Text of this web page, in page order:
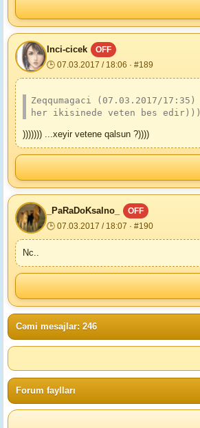
Inci-cicek
OFF
🕒 07.03.2017 / 18:06 · #189
Zeqqumagaci (07.03.2017/17:35)
her ikisinede veten bes edir)))
))))))) ...xeyir vetene qalsun ?))))
_PaRaDoKsalno_
OFF
🕒 07.03.2017 / 18:07 · #190
Nc..
Cəmi mesajlar: 246
Forum faylları